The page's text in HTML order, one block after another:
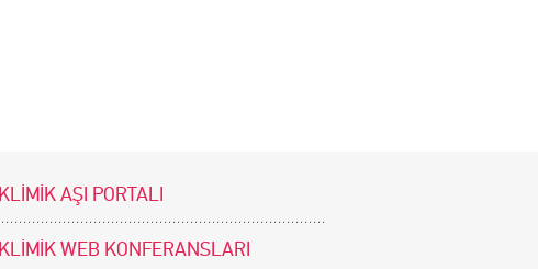
KLİMİK AŞI PORTALI
KLİMİK WEB KONFERANSLARI